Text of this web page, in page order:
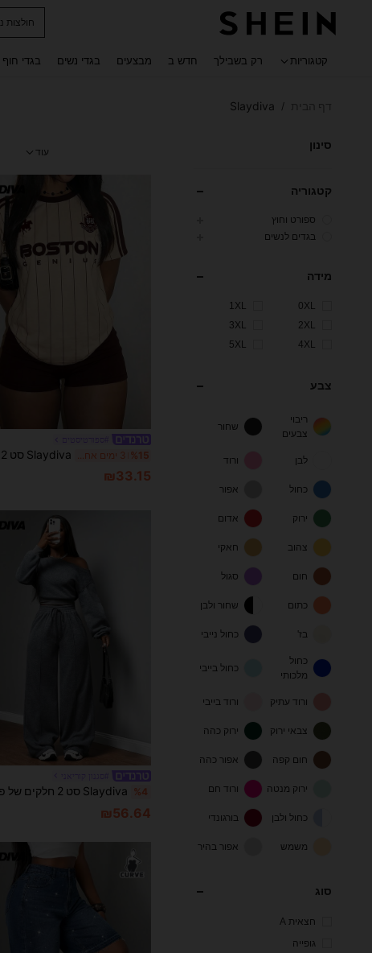
נעלי
קטגוריות רק בשבילך חדש ב מבצעים בגדי נשים בגדי חוף
/
Slaydiva
סינון
קטגוריה
ספורט וחוץ
בגדים לנשים
מידה
0XL
1XL
2XL
3XL
4XL
5XL
צבע
ריבוי
צבעים
שחור
לבן ורוד
כחול אפור
ירוק אדום
צהוב חאקי
חום סגול
כתום שחור ולבן
בז' כחול נייבי
כחול
מלכותי
כחול בייבי
ורוד עתיק ורוד בייבי
צבאי ירוק ירוק כהה
חום קפה אפור כהה
ירוק מנטה ורוד חם
כחול ולבן בורגונדי
משמש אפור בהיר
סוג
חצאית A
גופייה
עוד
%15 3 ימים אחרונים
₪33.15
%4
₪56.64